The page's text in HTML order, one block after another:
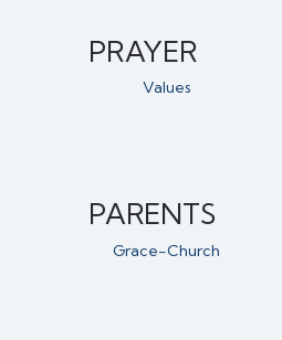
PRAYER
Values
PARENTS
Grace-Church